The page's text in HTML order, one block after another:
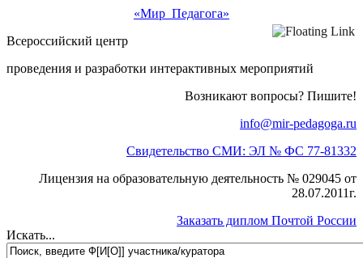
«Мир Педагога»
Всероссийский центр
проведения и разработки интерактивных мероприятий
Возникают вопросы? Пишите!
info@mir-pedagoga.ru
Свидетельство СМИ: ЭЛ № ФС 77-81332
Лицензия на образовательную деятельность № 029045 от
28.07.2011г.
Заказать диплом Почтой России
Искать...